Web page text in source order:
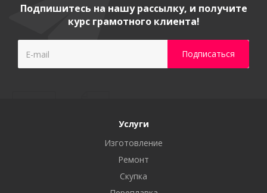
Подпишитесь на нашу рассылку, и получите
курс грамотного клиента!
Услуги
Изготовление
Ремонт
Скупка